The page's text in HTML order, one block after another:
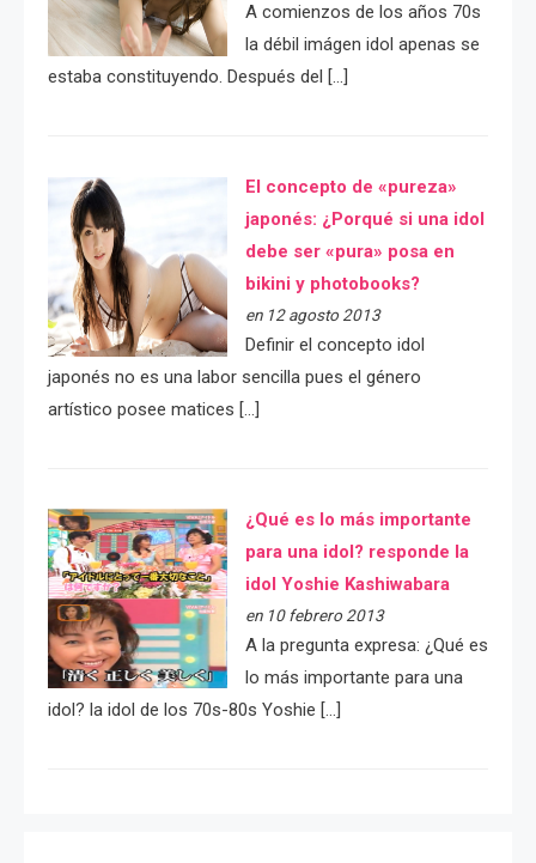
A comienzos de los años 70s
la débil imágen idol apenas se
estaba constituyendo. Después del […]
El concepto de «pureza»
japonés: ¿Porqué si una idol
debe ser «pura» posa en
bikini y photobooks?
en 12 agosto 2013
Definir el concepto idol
japonés no es una labor sencilla pues el género
artístico posee matices […]
¿Qué es lo más importante
para una idol? responde la
idol Yoshie Kashiwabara
en 10 febrero 2013
A la pregunta expresa: ¿Qué es
lo más importante para una
idol? la idol de los 70s-80s Yoshie […]